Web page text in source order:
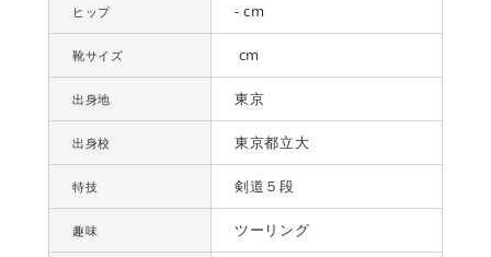
ヒップ - cm
靴サイズ cm
出身地 東京
出身校 東京都立大
特技 剣道５段
趣味 ツーリング